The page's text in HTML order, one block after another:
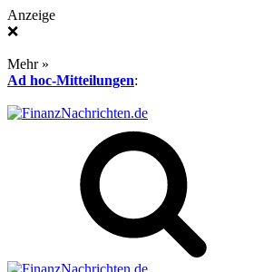
Anzeige
❌
Mehr »
Ad hoc-Mitteilungen: